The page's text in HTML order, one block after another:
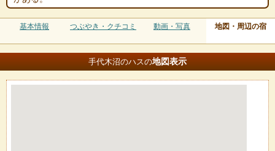
基本情報 つぶやき・クチコミ 動画・写真 地図・周辺の宿
手代木沼のハスの地図表示